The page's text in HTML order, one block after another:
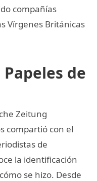
compañías
Vírgenes Británicas
de
Zeitung
compartió con el
de
la identificación
se hizo. Desde